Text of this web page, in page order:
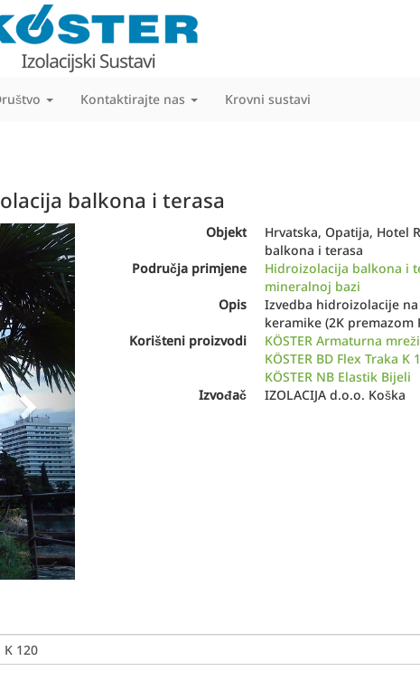
Kontaktirajte nas Krovni sustavi
balkona i terasa
Next Objekt
Hrvatska, Opatija, Hotel
balkona i terasa
Područja primjene
Hidroizolacija balkona i
mineralnoj bazi
Opis
Izvedba hidroizolacije
keramike (2K premazom
Korišteni proizvodi
KÖSTER Armaturna
KÖSTER BD Flex Traka K
KÖSTER NB Elastik Bijeli
Izvođač
IZOLACIJA d.o.o. Koška